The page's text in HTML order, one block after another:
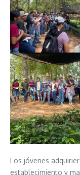
Los jóvenes
establecimiento y